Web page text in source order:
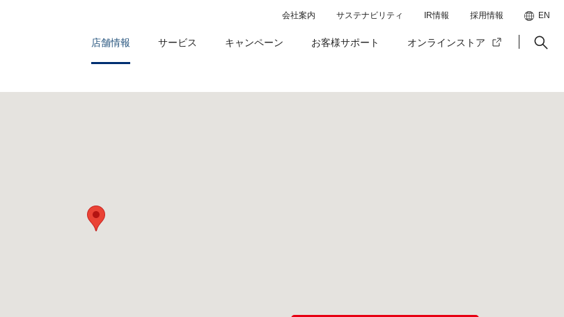
店舗情報 サービス キャンペーン お客様サポート オンラインストア
会社案内 サステナビリティ IR情報 採用情報 EN